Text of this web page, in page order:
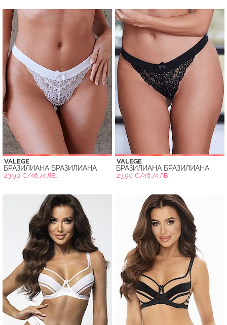
VALEGE
БРАЗИЛИАНА БРАЗИЛИАНА
23.90 €/46.74 ЛВ.
VALEGE
БРАЗИЛИАНА БРАЗИЛИАНА
23.90 €/46.74 ЛВ.